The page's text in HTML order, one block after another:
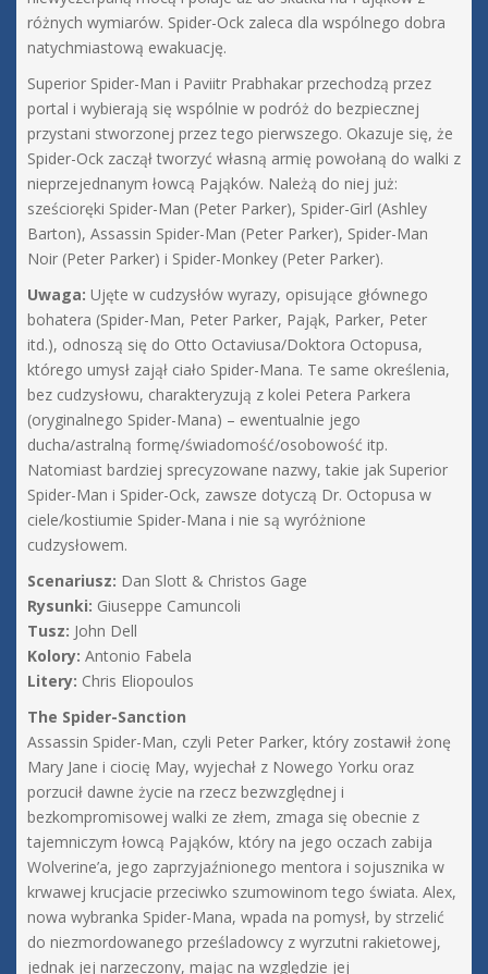
różnych wymiarów. Spider-Ock zaleca dla wspólnego dobra
natychmiastową ewakuację.
Superior Spider-Man i Paviitr Prabhakar przechodzą przez
portal i wybierają się wspólnie w podróż do bezpiecznej
przystani stworzonej przez tego pierwszego. Okazuje się, że
Spider-Ock zaczął tworzyć własną armię powołaną do walki z
nieprzejednanym łowcą Pająków. Należą do niej już:
sześcioręki Spider-Man (Peter Parker), Spider-Girl (Ashley
Barton), Assassin Spider-Man (Peter Parker), Spider-Man
Noir (Peter Parker) i Spider-Monkey (Peter Parker).
Uwaga: Ujęte w cudzysłów wyrazy, opisujące głównego
bohatera (Spider-Man, Peter Parker, Pająk, Parker, Peter
itd.), odnoszą się do Otto Octaviusa/Doktora Octopusa,
którego umysł zajął ciało Spider-Mana. Te same określenia,
bez cudzysłowu, charakteryzują z kolei Petera Parkera
(oryginalnego Spider-Mana) – ewentualnie jego
ducha/astralną formę/świadomość/osobowość itp.
Natomiast bardziej sprecyzowane nazwy, takie jak Superior
Spider-Man i Spider-Ock, zawsze dotyczą Dr. Octopusa w
ciele/kostiumie Spider-Mana i nie są wyróżnione
cudzysłowem.
Scenariusz: Dan Slott & Christos Gage
Rysunki: Giuseppe Camuncoli
Tusz: John Dell
Kolory: Antonio Fabela
Litery: Chris Eliopoulos
The Spider-Sanction
Assassin Spider-Man, czyli Peter Parker, który zostawił żonę
Mary Jane i ciocię May, wyjechał z Nowego Yorku oraz
porzucił dawne życie na rzecz bezwzględnej i
bezkompromisowej walki ze złem, zmaga się obecnie z
tajemniczym łowcą Pająków, który na jego oczach zabija
Wolverine’a, jego zaprzyjaźnionego mentora i sojusznika w
krwawej krucjacie przeciwko szumowinom tego świata. Alex,
nowa wybranka Spider-Mana, wpada na pomysł, by strzelić
do niezmordowanego prześladowcy z wyrzutni rakietowej,
jednak jej narzeczony, mając na względzie jej